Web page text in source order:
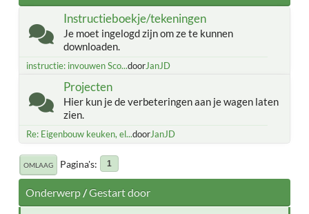
Instructieboekje/tekeningen
Je moet ingelogd zijn om ze te kunnen
downloaden.
instructie: invouwen Sco...doorJanJD
Projecten
Hier kun je de verbeteringen aan je wagen laten
zien.
Re: Eigenbouw keuken, el...doorJanJD
OMLAAG Pagina's 1
Onderwerp/Gestart door